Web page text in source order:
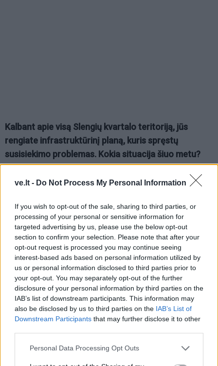
ve.lt - Do Not Process My Personal Information
If you wish to opt-out of the sale, sharing to third parties, or
processing of your personal or sensitive information for
targeted advertising by us, please use the below opt-out
section to confirm your selection. Please note that after your
opt-out request is processed you may continue seeing
interest-based ads based on personal information utilized by
us or personal information disclosed to third parties prior to
your opt-out. You may separately opt-out of the further
disclosure of your personal information by third parties on the
IAB’s list of downstream participants. This information may
also be disclosed by us to third parties on the IAB’s List of
Downstream Participants that may further disclose it to other
Personal Data Processing Opt Outs
Kalbant apie visą Slengių kvartalo teritoriją, jūs
rengiate infrastruktūrinį planą, kuris spręstų
susisiekimo problemas. Kokia situacija šiuo metu?
pagrindinių kelių savininkė - valstybė. Juos
administruoja „Via Lietuva“. Tiek Ežero gatvės, tiek
Smiltaitės gatvės pagrindiniai lūkesčiai buvo susiję su
valstybės investicijomis iš „Via Lietuvos“.
Priminsiu, kad mes su „Via Lietuva“ pasirašėme
darnaus bendradarbiavimo sutartį, ir ta sutartis jau
turėjo būti įvykdyta. Ir mes buvome pasiruošę iš savo
biudžeto prisidėti prie valstybės kelių rekonstrukcijos.
Bet, deja, iki šios dienos tas susitarimas nėra
įvykdytas.